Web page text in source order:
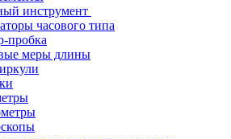
инструмент
часового типа
пробка
меры длины